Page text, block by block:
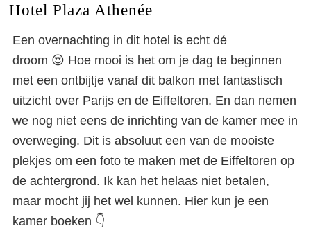
Hotel Plaza Athenée
Een overnachting in dit hotel is echt dé
droom 😍 Hoe mooi is het om je dag te beginnen
met een ontbijtje vanaf dit balkon met fantastisch
uitzicht over Parijs en de Eiffeltoren. En dan nemen
we nog niet eens de inrichting van de kamer mee in
overweging. Dit is absoluut een van de mooiste
plekjes om een foto te maken met de Eiffeltoren op
de achtergrond. Ik kan het helaas niet betalen,
maar mocht jij het wel kunnen. Hier kun je een
kamer boeken 👇